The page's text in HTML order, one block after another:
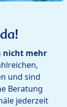
nicht mehr
und sind
Beratung
jederzeit